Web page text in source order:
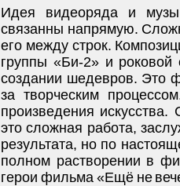
Идея видеоряда и
связанны напрямую.
его между строк.
группы «Би-2» и
создании шедевров. Это
за творческим
произведения
это сложная работа,
результата, но по
полном растворении в
герои фильма «Ещё не